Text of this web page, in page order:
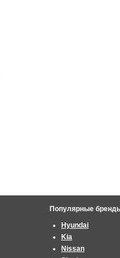
Популярные
Hyundai
Kia
Nissan